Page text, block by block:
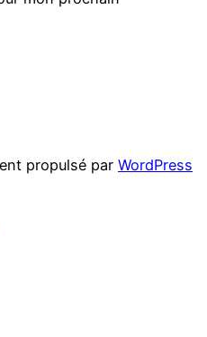
propulsé par WordPress